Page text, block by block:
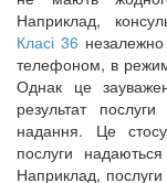
Наприклад,
Класі 36
телефоном, в
Однак це
результат
надання. Це
послуги
Наприклад,